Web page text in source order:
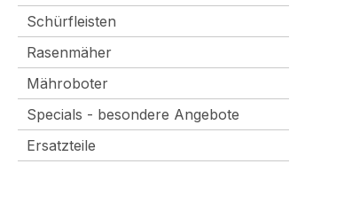
Schürfleisten
Rasenmäher
Mähroboter
Specials - besondere Angebote
Ersatzteile